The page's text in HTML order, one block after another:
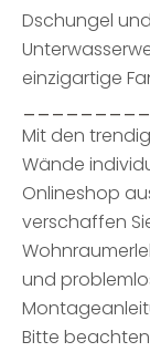
Dschungel
einzigartige
Mit den
Wände
Onlineshop
verschaffen
und
Bitte beachten